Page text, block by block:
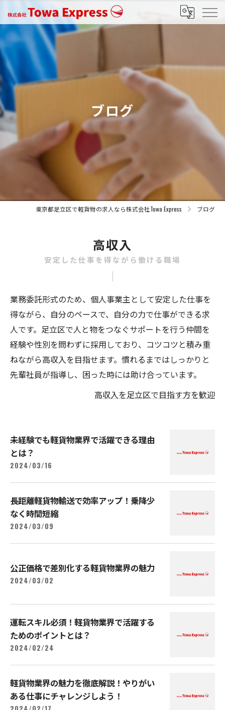
ブログ
東京都足立区で軽貨物の求人なら株式会社Towa Express ブログ
高収入
安定した仕事を得ながら働ける職場
業務委託形式のため、個人事業主として安定した仕事を
得ながら、自分のペースで、自分の力で仕事ができる求
人です。足立区で人と物をつなぐサポートを行う仲間を
経験や性別を問わずに採用しており、コツコツと積み重
ねながら高収入を目指せます。慣れるまではしっかりと
先輩社員が指導し、困った時には助け合っています。
高収入を足立区で目指す方を歓迎
未経験でも軽貨物業界で活躍できる理由
とは？
2024/03/16
長距離軽貨物輸送で効率アップ！乗降少
なく時間短縮
2024/03/09
公正価格で差別化する軽貨物業界の魅力
2024/03/02
運転スキル必須！軽貨物業界で活躍する
ためのポイントとは？
2024/02/24
軽貨物業界の魅力を徹底解説！やりがい
ある仕事にチャレンジしよう！